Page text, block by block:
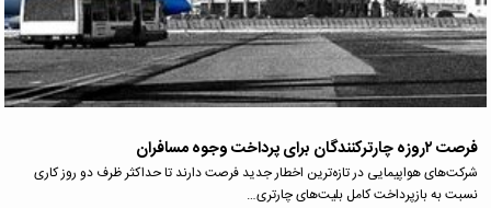
فرصت ۲روزه چارترکنندگان برای پرداخت وجوه مسافران
شرکت‌های هواپیمایی در تازه‌ترین اخطار جدید فرصت دارند تا حداکثر ظرف دو روز کاری
نسبت به بازپرداخت کامل بلیت‌های چارتری…